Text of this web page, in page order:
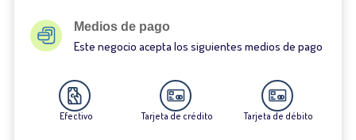
Medios de pago
Este negocio acepta los siguientes medios de pago
Efectivo Tarjeta de crédito Tarjeta de débito